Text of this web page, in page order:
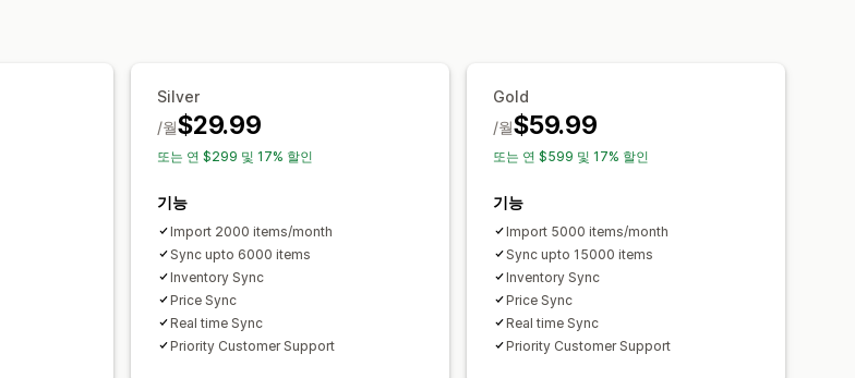
Silver
$29.99
/월
또는 연 $299 및 17% 할인
기능
Import 2000 items/month
Sync upto 6000 items
Inventory Sync
Price Sync
Real time Sync
Priority Customer Support
Gold
$59.99
/월
또는 연 $599 및 17% 할인
기능
Import 5000 items/month
Sync upto 15000 items
Inventory Sync
Price Sync
Real time Sync
Priority Customer Support